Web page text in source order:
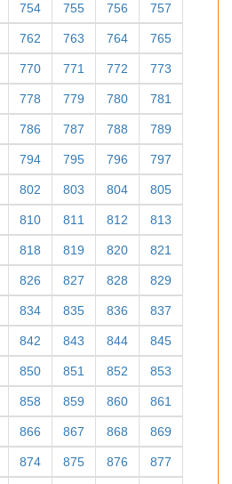
754 755 756 757
762 763 764 765
770 771 772 773
778 779 780 781
786 787 788 789
794 795 796 797
802 803 804 805
810 811 812 813
818 819 820 821
826 827 828 829
834 835 836 837
842 843 844 845
850 851 852 853
858 859 860 861
866 867 868 869
874 875 876 877